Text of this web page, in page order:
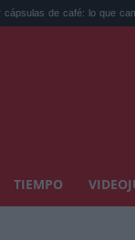
lo que cambia el 12 de ...
TIEMPO